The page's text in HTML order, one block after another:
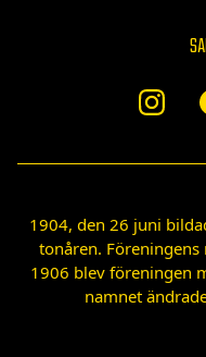
1904, den 26 juni
tonåren. Föreningens
1906 blev föreningen
namnet